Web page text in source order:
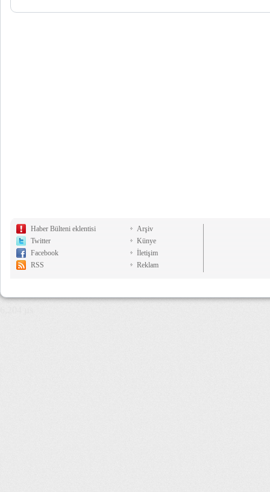
Haber Bülteni eklentisi
Twitter
Facebook
RSS
Arşiv
Künye
İletişim
Reklam